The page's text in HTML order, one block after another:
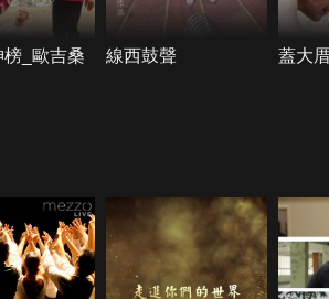
_歐吉桑
線西鼓聲 蓋大